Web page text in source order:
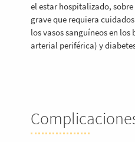
el estar hospitalizado,
grave que requiera
los vasos sanguíneos en
arterial periférica) y